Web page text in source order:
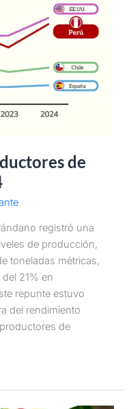
de
registró una
de producción,
toneladas métricas,
21% en
repunte estuvo
del rendimiento
de